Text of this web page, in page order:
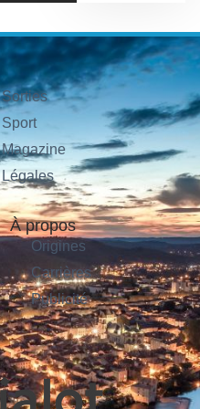
Sorties
Sport
Magazine
Légales
À propos
Origines
Carrières
Publicité